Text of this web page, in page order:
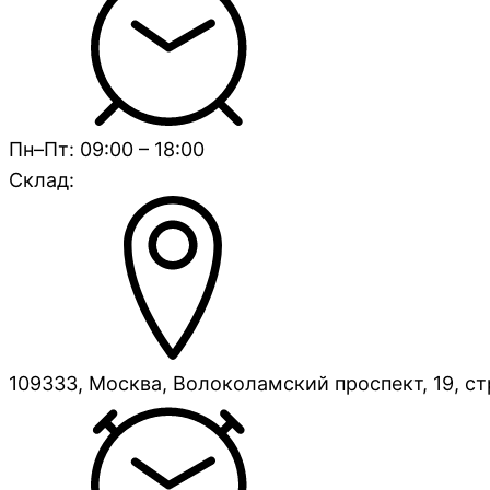
Пн–Пт: 09:00 – 18:00
Склад:
109333, Москва, Волоколамский проспект, 19,